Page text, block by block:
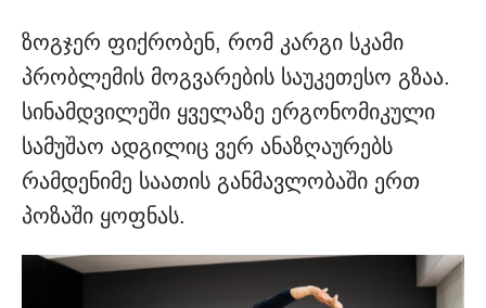
ზოგჯერ ფიქრობენ, რომ კარგი სკამი
პრობლემის მოგვარების საუკეთესო გზაა.
სინამდვილეში ყველაზე ერგონომიკული
სამუშაო ადგილიც ვერ ანაზღაურებს
რამდენიმე საათის განმავლობაში ერთ
პოზაში ყოფნას.